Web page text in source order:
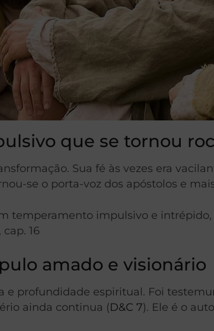
que se tornou
Sua fé às vezes era
se o porta-voz dos apóstolos e
temperamento impulsivo e
, cap. 16
amado e visionário
e profundidade espiritual. Foi
ainda continua (D&C 7). Ele é o